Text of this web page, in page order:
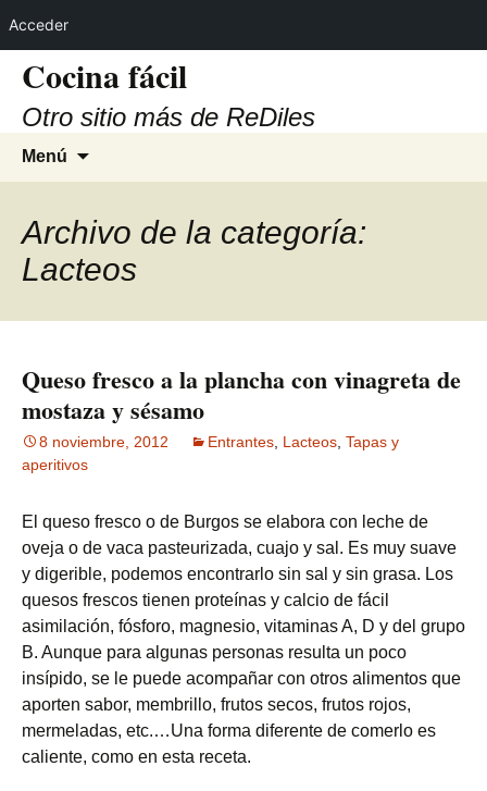
Acceder
Cocina fácil
Otro sitio más de ReDiles
Menú
Archivo de la categoría:
Lacteos
Queso fresco a la plancha con vinagreta de
mostaza y sésamo
8 noviembre, 2012 Entrantes Lacteos Tapas y
aperitivos
El queso fresco o de Burgos se elabora con leche de
oveja o de vaca pasteurizada, cuajo y sal. Es muy suave
y digerible, podemos encontrarlo sin sal y sin grasa. Los
quesos frescos tienen proteínas y calcio de fácil
asimilación, fósforo, magnesio, vitaminas A, D y del grupo
B. Aunque para algunas personas resulta un poco
insípido, se le puede acompañar con otros alimentos que
aporten sabor, membrillo, frutos secos, frutos rojos,
mermeladas, etc.…Una forma diferente de comerlo es
caliente, como en esta receta.